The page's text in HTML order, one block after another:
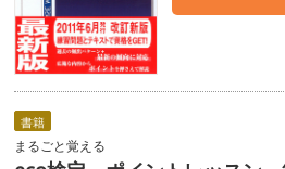
書籍
まるごと覚える